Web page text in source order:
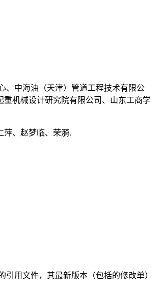
、中海油（天津）管道工程技术有限公
机械设计研究院有限公司、山东工商学
萍、赵梦临、荣漪.
用文件，其最新版本（包括的修改单）